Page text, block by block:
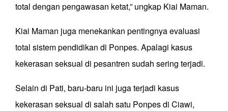
total dengan pengawasan ketat,” ungkap Kiai Maman.
Kiai Maman juga menekankan pentingnya evaluasi
total sistem pendidikan di Ponpes. Apalagi kasus
kekerasan seksual di pesantren sudah sering terjadi.
Selain di Pati, baru-baru ini juga terjadi kasus
kekerasan seksual di salah satu Ponpes di Ciawi,